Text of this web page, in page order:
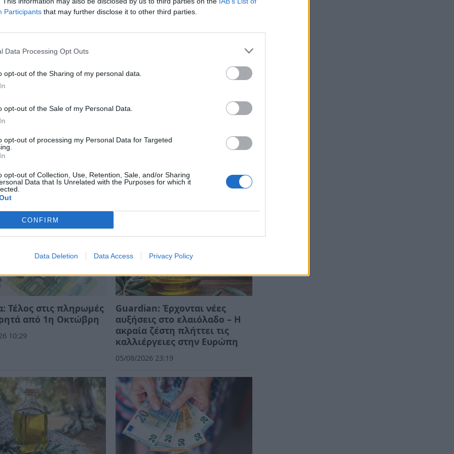
Participants that may further disclose it to other third parties.
Data Processing Opt Outs
opt-out of the Sharing of my personal data.
opt-out of the Sale of my Personal Data.
opt-out of processing my Personal Data for Targeted
opt-out of Collection, Use, Retention, Sale, and/or Sharing
Data that Is Unrelated with the Purposes for which it
CONFIRM
Data Deletion Data Access Privacy Policy
ποσό πληρωμής θα αγγίξει τα
φορά εφαρμόστηκαν πολυετείς κυρώσεις σε
ποσό πληρωμής είναι μεγαλύτερο κατά
και μάθετε πρώτοιόλες τις ειδήσεις
Τέλος στις πληρωμές
από 1η Οκτώβρη
10:29
Guardian: Έρχονται νέες
αυξήσεις στο ελαιόλαδο – Η
ακραία ζέστη πλήττει τις
καλλιέργειες στην Ευρώπη
05/08/2026 23:19